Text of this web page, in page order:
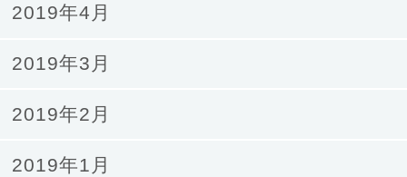
2019年4月
2019年3月
2019年2月
2019年1月